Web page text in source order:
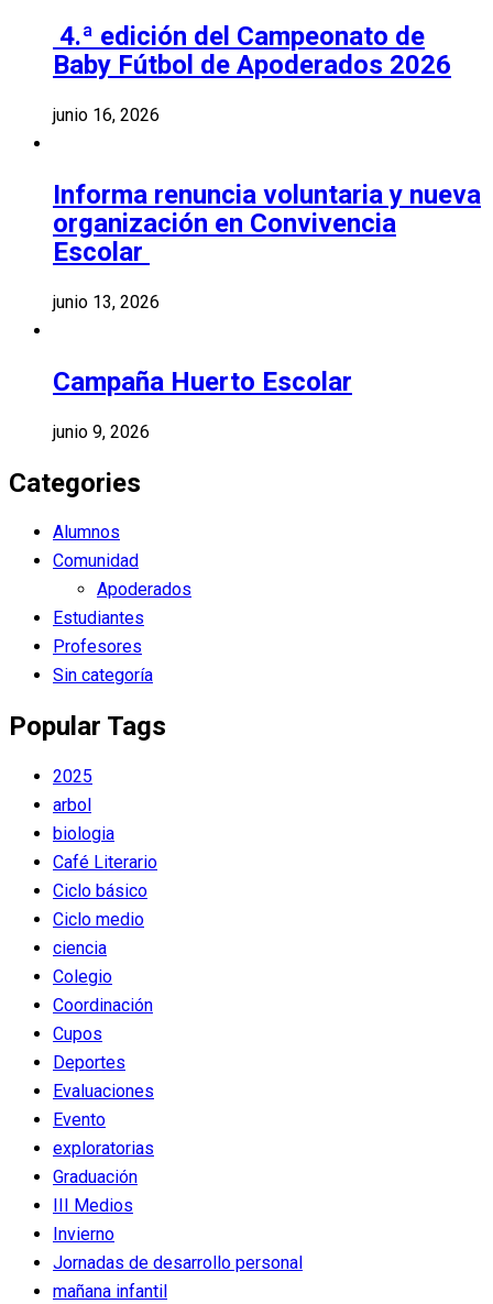
4.ª edición del Campeonato de
Baby Fútbol de Apoderados 2026
junio 16, 2026
Informa renuncia voluntaria y nueva
organización en Convivencia
Escolar
junio 13, 2026
Campaña Huerto Escolar
junio 9, 2026
Categories
Alumnos
Comunidad
Apoderados
Estudiantes
Profesores
Sin categoría
Popular Tags
2025
arbol
biologia
Café Literario
Ciclo básico
Ciclo medio
ciencia
Colegio
Coordinación
Cupos
Deportes
Evaluaciones
Evento
exploratorias
Graduación
III Medios
Invierno
Jornadas de desarrollo personal
mañana infantil